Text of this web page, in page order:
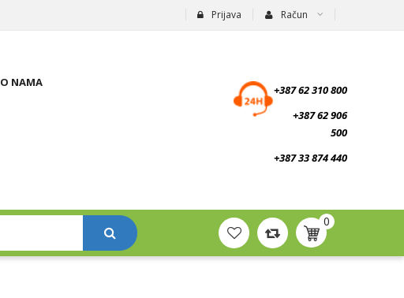
Prijava Račun
O NAMA
+387 62 310 800
+387 62 906
500
+387 33 874 440
0